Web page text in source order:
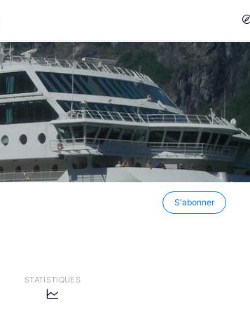
S'abonner
STATISTIQUES